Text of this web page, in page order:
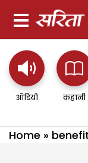
ऑडियो कहानी
Home »